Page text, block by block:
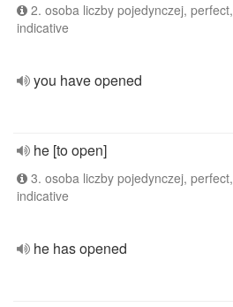
2. osoba liczby pojedynczej, perfect,
indicative
you have opened
he [to open]
3. osoba liczby pojedynczej, perfect,
indicative
he has opened